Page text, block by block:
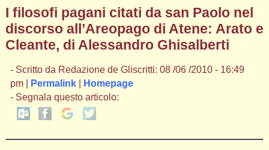
I filosofi pagani citati da san Paolo nel
discorso all’Areopago di Atene: Arato e
Cleante, di Alessandro Ghisalberti
- Scritto da Redazione de Gliscritti: 08 /06 /2010 - 16:49
pm |
Permalink|
Homepage
- Segnala questo articolo: